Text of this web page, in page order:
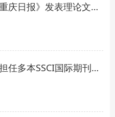
章《深化人文务实合作助推西部陆海新通道建设》
多本SSCI国际期刊编委